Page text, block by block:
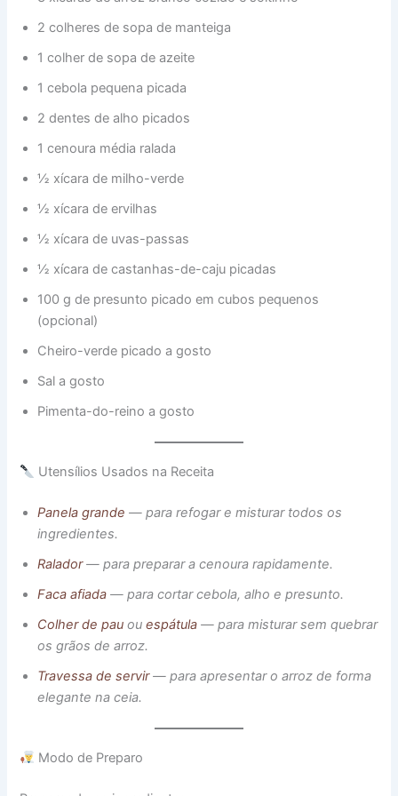
2 colheres de sopa de manteiga
1 colher de sopa de azeite
1 cebola pequena picada
2 dentes de alho picados
1 cenoura média ralada
½ xícara de milho-verde
½ xícara de ervilhas
½ xícara de uvas-passas
½ xícara de castanhas-de-caju picadas
100 g de presunto picado em cubos pequenos
(opcional)
Cheiro-verde picado a gosto
Sal a gosto
Pimenta-do-reino a gosto
Utensílios Usados na Receita
Panela grande — para refogar e misturar todos os
ingredientes.
Ralador— para preparar a cenoura rapidamente.
Faca afiada — para cortar cebola, alho e presunto.
Colher de pau ouespátula — para misturar sem quebrar
os grãos de arroz.
Travessa de servir— para apresentar o arroz de forma
elegante na ceia.
Modo de Preparo